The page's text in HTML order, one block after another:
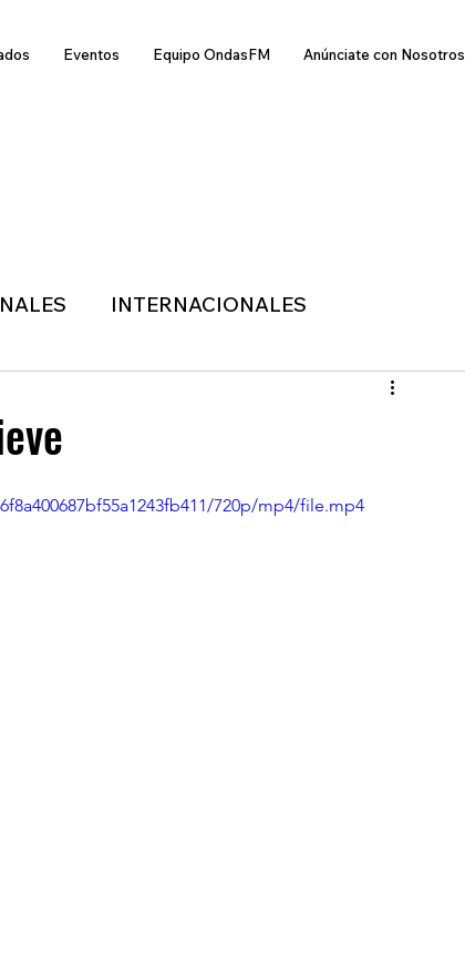
Eventos Equipo OndasFM Anúnciate con Nosotros
INTERNACIONALES
TECNOLOGIA
720p/mp4/file.mp4